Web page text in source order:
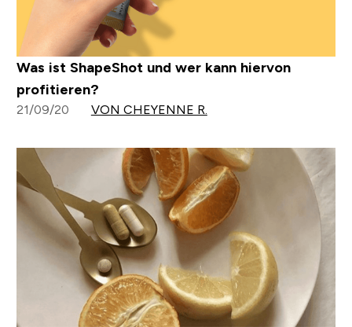
Was ist ShapeShot und wer kann hiervon
profitieren?
21/09/20 VON CHEYENNE R.